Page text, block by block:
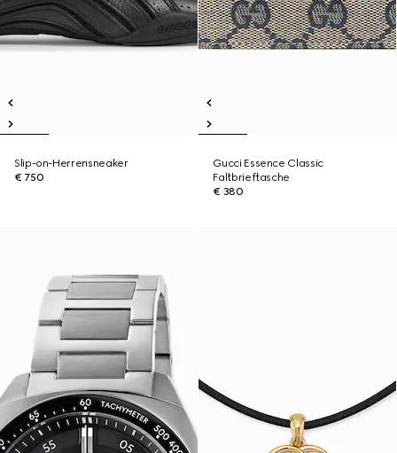
Slip-on-Herrensneaker
€ 750
Gucci Essence Classic
Faltbrieftasche
€ 380